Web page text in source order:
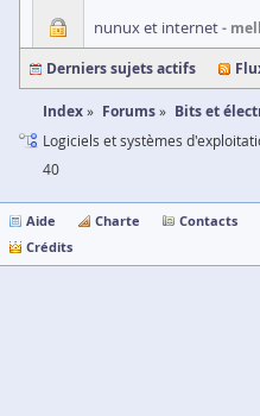
nunux et internet
Derniers sujets actifs
Index Forums Bits et
Logiciels et systèmes
40
Aide Charte
Contacts
Crédits